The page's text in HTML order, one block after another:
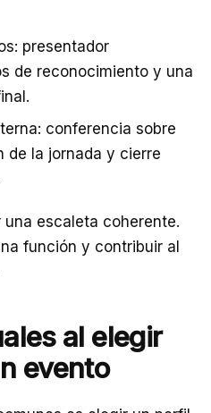
presentador
de reconocimiento y una
conferencia sobre
de la jornada y cierre
escaleta coherente.
función y contribuir al
al elegir
evento